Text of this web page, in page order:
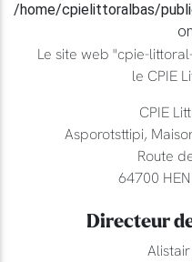
/home/cpielittoralbas/
Le site web "cpie-
le CPIE
CPIE
Asporotsttipi,
Route
64700
Directeur